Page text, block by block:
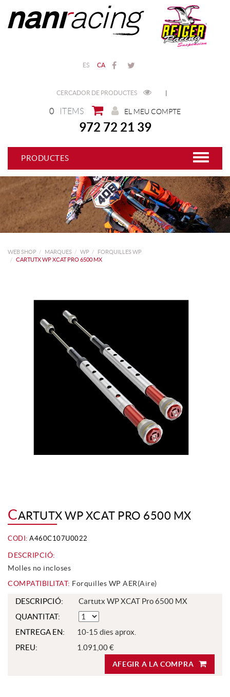
ES CA
CERCADOR DE PRODUCTES |
0 ITEMS EL MEU COMPTE
972 72 21 39
PRODUCTES
WEB SHOP MARQUES WP
FORQUILLES WP
CARTUTX WP XCAT PRO 6500 MX
CARTUTX WP XCAT PRO 6500 MX
CODI: A460C107U0022
DESCRIPCIÓ:
Molles no incloses
COMPATIBILITAT: Forquilles WP AER(Aire)
DESCRIPCIÓ:
Cartutx WP XCAT Pro 6500 MX
QUANTITAT:
ENTREGA EN:
10-15 dies aprox.
PREU:
1.091,00 €
AFEGIR A LA COMPRA